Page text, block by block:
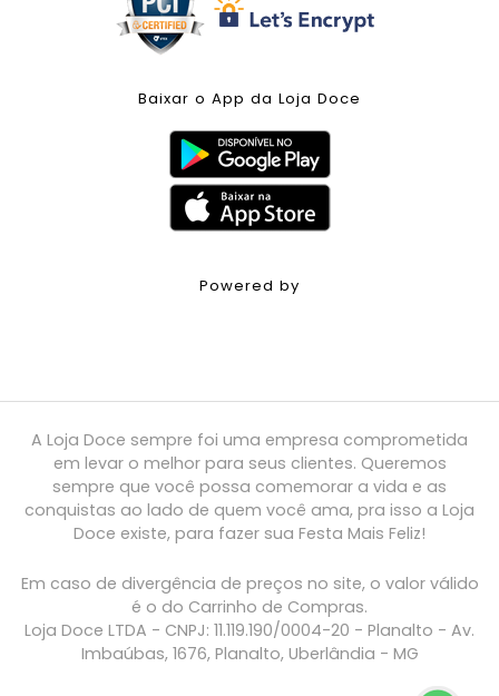
Baixar o App da Loja Doce
Powered by
A Loja Doce sempre foi uma empresa comprometida
em levar o melhor para seus clientes. Queremos
sempre que você possa comemorar a vida e as
conquistas ao lado de quem você ama, pra isso a Loja
Doce existe, para fazer sua Festa Mais Feliz!
Em caso de divergência de preços no site, o valor válido
é o do Carrinho de Compras.
Loja Doce LTDA - CNPJ: 11.119.190/0004-20 - Planalto - Av.
Imbaúbas, 1676, Planalto, Uberlândia - MG